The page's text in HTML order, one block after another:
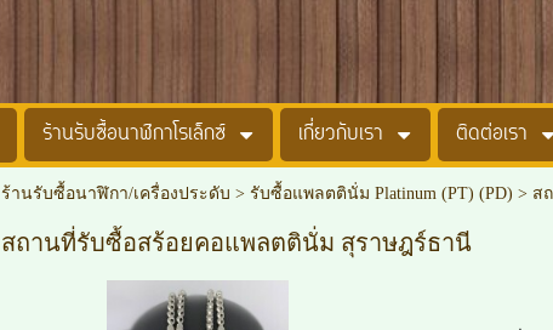
ร้านรับซื้อนาฬิกาโรเล็กซ์ เกี่ยวกับเรา ติดต่อเรา
ร้านรับซื้อนาฬิกา/เครื่องประดับ > รับซื้อแพลตตินั่ม Platinum (PT) (PD) > ส
สถานที่รับซื้อสร้อยคอแพลตตินั่ม สุราษฎร์ธานี